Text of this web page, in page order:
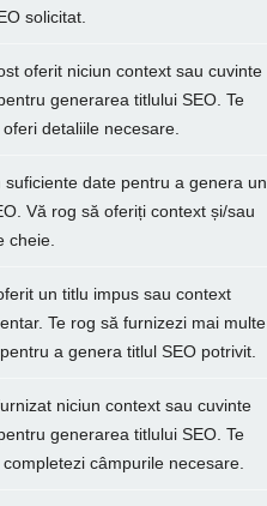
solicitat.
oferit niciun context sau cuvinte
generarea titlului SEO. Te
detaliile necesare.
suficiente date pentru a genera un
Vă rog să oferiți context și/sau
cheie.
un titlu impus sau context
Te rog să furnizezi mai multe
a genera titlul SEO potrivit.
niciun context sau cuvinte
generarea titlului SEO. Te
câmpurile necesare.